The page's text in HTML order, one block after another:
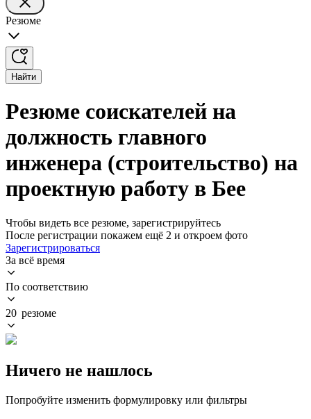
Резюме
Найти
Резюме соискателей на
должность главного
инженера (строительство) на
проектную работу в Бее
Чтобы видеть все резюме, зарегистрируйтесь
После регистрации покажем ещё 2 и откроем фото
Зарегистрироваться
За всё время
По соответствию
20 резюме
Ничего не нашлось
Попробуйте изменить формулировку или фильтры